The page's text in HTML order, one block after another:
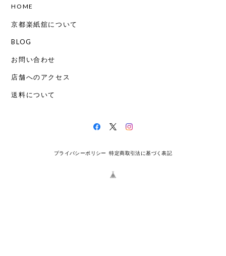
HOME
京都楽紙舘について
BLOG
お問い合わせ
店舗へのアクセス
送料について
プライバシーポリシー 特定商取引法に基づく表記